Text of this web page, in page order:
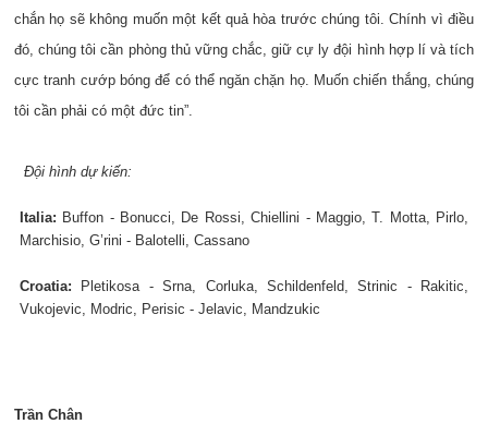
chắn họ sẽ không muốn một kết quả hòa trước chúng tôi. Chính vì điều
đó, chúng tôi cần phòng thủ vững chắc, giữ cự ly đội hình hợp lí và tích
cực tranh cướp bóng để có thể ngăn chặn họ. Muốn chiến thắng, chúng
tôi cần phải có một đức tin”.
Đội hình dự kiến:
Italia: Buffon - Bonucci, De Rossi, Chiellini - Maggio, T. Motta, Pirlo,
Marchisio, G’rini - Balotelli, Cassano
Croatia: Pletikosa - Srna, Corluka, Schildenfeld, Strinic - Rakitic,
Vukojevic, Modric, Perisic - Jelavic, Mandzukic
Trần Chân